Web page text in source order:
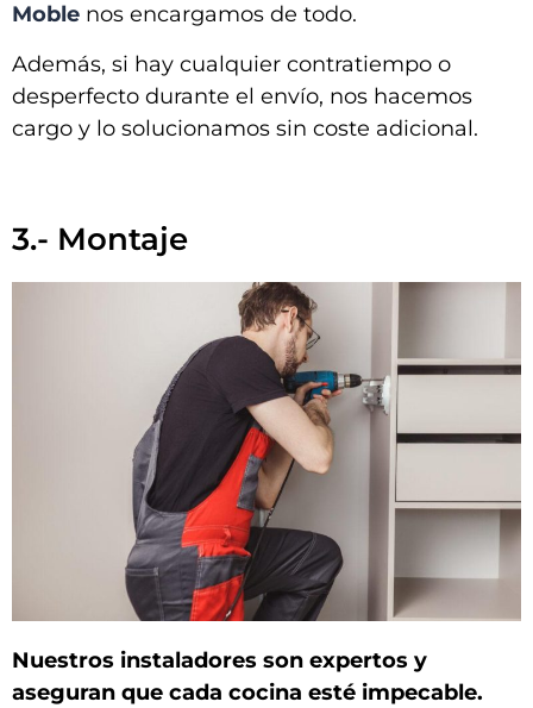
Moble nos encargamos de todo.
Además, si hay cualquier contratiempo o
desperfecto durante el envío, nos hacemos
cargo y lo solucionamos sin coste adicional.
3.- Montaje
Nuestros instaladores son expertos y
aseguran que cada cocina esté impecable.